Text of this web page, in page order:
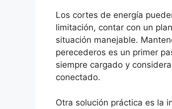
Los cortes de energía
limitación, contar con un
situación manejable.
perecederos es un primer
siempre cargado y
conectado.
Otra solución práctica es la